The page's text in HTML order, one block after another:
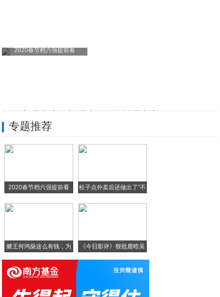
2020春节档六强提前看
疫情当前 天九共享携手大健康产业伙伴深度
干细胞新用途：细胞因子在皮肤修复领域的新
专题推荐
2020春节档六强提前看 松子点外卖后还做出了“不
赌王何鸿燊这么有钱，为
什
《今日影评》狠批鹿晗吴
亦